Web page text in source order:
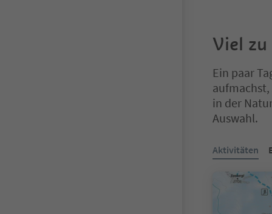
Viel zu
Ein paar
aufmachst,
in der
Auswahl.
Aktivitäten